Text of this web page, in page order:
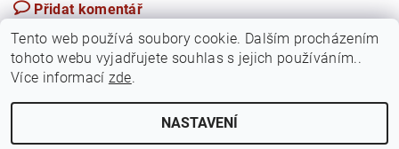
Přidat komentář
Tento web používá soubory cookie. Dalším procházením
tohoto webu vyjadřujete souhlas s jejich používáním..
Více informací zde.
NASTAVENÍ